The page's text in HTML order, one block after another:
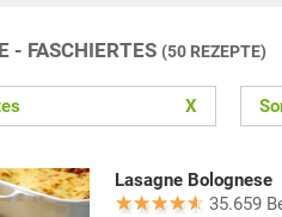
- FASCHIERTES (50 REZEPTE)
X
Lasagne Bolognese
35.659